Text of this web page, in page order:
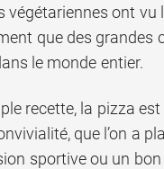
végétariennes ont
que des grandes
le monde entier.
recette, la pizza
que l’on a
sportive ou un